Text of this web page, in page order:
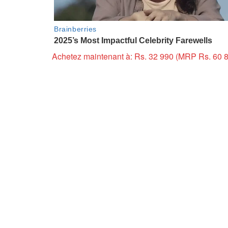
Achetez maintenant à: Rs. 32 990 (MRP Rs. 60